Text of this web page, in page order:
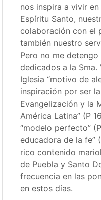
nos inspira a vivir
Espíritu Santo,
colaboración con el
también nuestro
Pero no me
dedicados a la Sma.
Iglesia “motivo de
inspiración por ser
Evangelización y la
América Latina” (P
“modelo perfecto”
educadora de la fe”
rico contenido
de Puebla y Santo
frecuencia en las
en estos días.